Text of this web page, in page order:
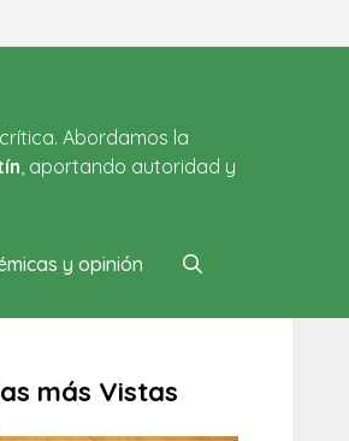
Abordamos la
, aportando autoridad y
y opinión
más Vistas